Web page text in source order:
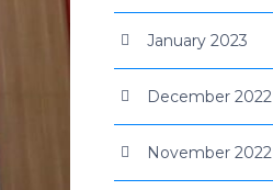
January 2023
December 2022
November 2022